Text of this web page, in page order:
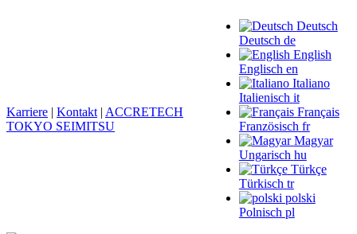
Deutsch
Deutsch de
English
Englisch en
Italiano
Italienisch it
Français
Französisch fr
Magyar
Ungarisch hu
Türkçe
Türkisch tr
polski
Polnisch pl
Karriere | Kontakt | ACCRETECH
TOKYO SEIMITSU